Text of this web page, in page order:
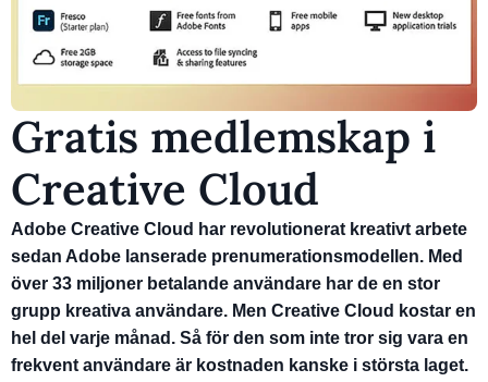
Gratis medlemskap i
Creative Cloud
Adobe Creative Cloud har revolutionerat kreativt arbete
sedan Adobe lanserade prenumerationsmodellen. Med
över 33 miljoner betalande användare har de en stor
grupp kreativa användare. Men Creative Cloud kostar en
hel del varje månad. Så för den som inte tror sig vara en
frekvent användare är kostnaden kanske i största laget.